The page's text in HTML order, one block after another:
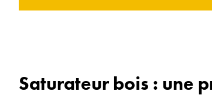
Saturateur bois : une